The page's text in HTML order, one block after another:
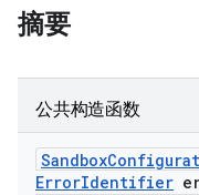
摘要
公共构造函数
Sandbox
ErrorIdentifier